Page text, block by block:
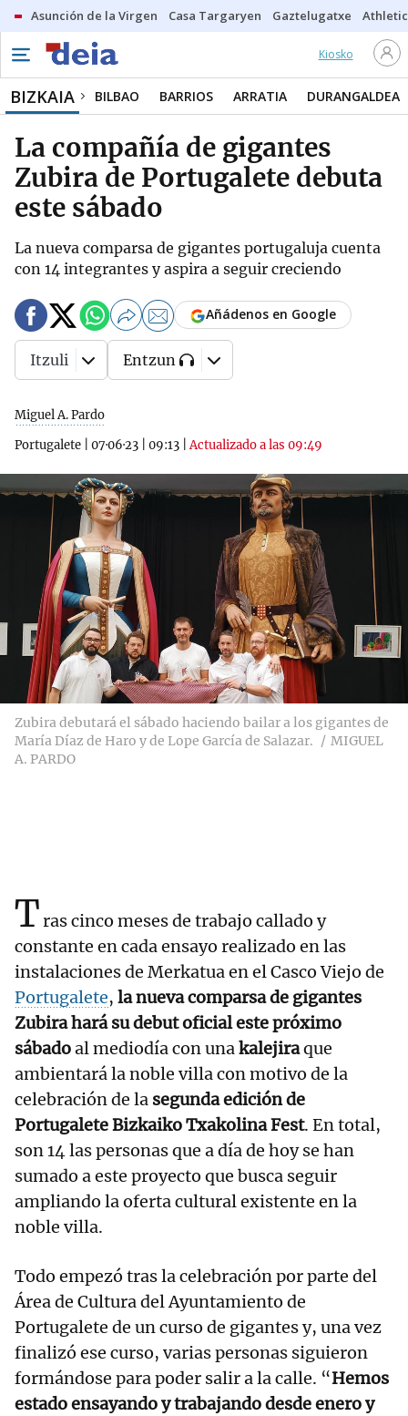
Asunción de la Virgen Casa Targaryen Gaztelugatxe Athletic
Kiosko
BIZKAIA BILBAO BARRIOS ARRATIA DURANGALDEA
La compañía de gigantes
Zubira de Portugalete debuta
este sábado
La nueva comparsa de gigantes portugaluja cuenta
con 14 integrantes y aspira a seguir creciendo
Miguel A. Pardo
Portugalete
07·06·23 09:13 |Actualizado a las 09:49
Añádenos en Google
Itzuli Entzun
Zubira debutará el sábado haciendo bailar a los gigantes de
María Díaz de Haro y de Lope García de Salazar.
MIGUEL
A. PARDO
Tras cinco meses de trabajo callado y
constante en cada ensayo realizado en las
instalaciones de Merkatua en el Casco Viejo de
Portugalete, la nueva comparsa de gigantes
Zubira hará su debut oficial este próximo
sábadoal mediodía con unakalejiraque
ambientará la noble villa con motivo de la
celebración de la segunda edición de
Portugalete Bizkaiko Txakolina Fest. En total,
son 14 las personas que a día de hoy se han
sumado a este proyecto que busca seguir
ampliando la oferta cultural existente en la
noble villa.
Todo empezó tras la celebración por parte del
Área de Cultura del Ayuntamiento de
Portugalete de un curso de gigantes y, una vez
finalizó ese curso, varias personas siguieron
formándose para poder salir a la calle. “Hemos
estado ensayando y trabajando desde enero y